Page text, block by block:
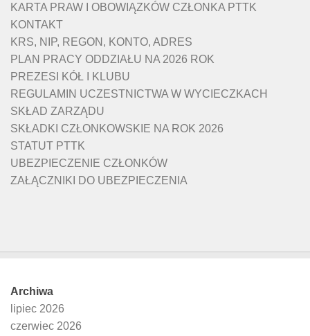
KARTA PRAW I OBOWIĄZKÓW CZŁONKA PTTK
KONTAKT
KRS, NIP, REGON, KONTO, ADRES
PLAN PRACY ODDZIAŁU NA 2026 ROK
PREZESI KÓŁ I KLUBU
REGULAMIN UCZESTNICTWA W WYCIECZKACH
SKŁAD ZARZĄDU
SKŁADKI CZŁONKOWSKIE NA ROK 2026
STATUT PTTK
UBEZPIECZENIE CZŁONKÓW
ZAŁĄCZNIKI DO UBEZPIECZENIA
Archiwa
lipiec 2026
czerwiec 2026